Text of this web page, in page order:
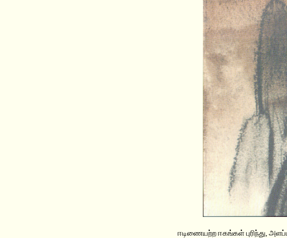
ஈடிணையற்ற ஈகங்கள் புரிந்து,